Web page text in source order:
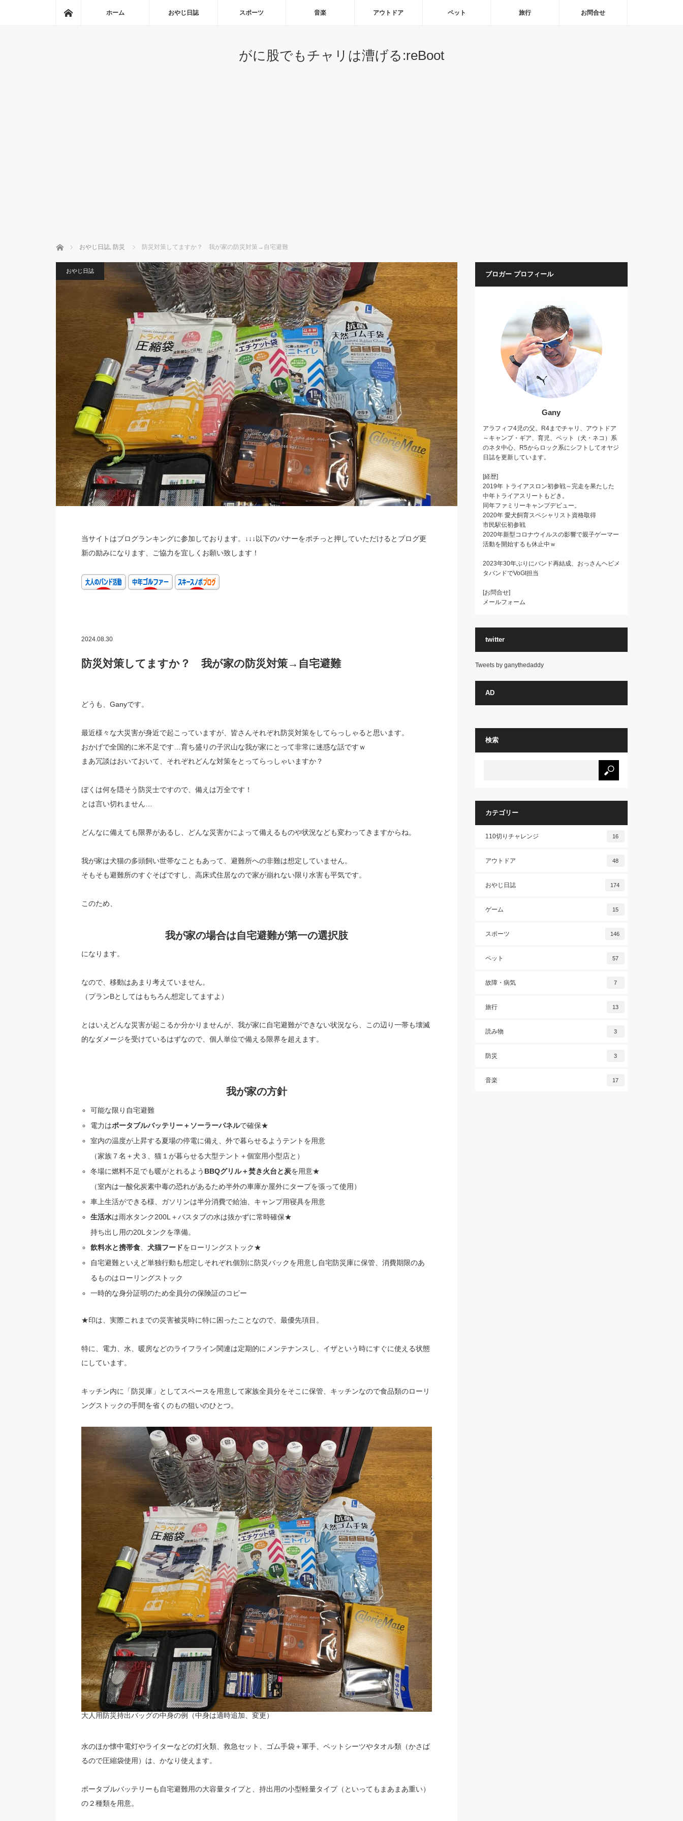
ホーム おやじ日誌 スポーツ 音楽 アウトドア ペット 旅行 お問合せ
がに股でもチャリは漕げる:reBoot
ホーム おやじ日誌, 防災 防災対策してますか？ 我が家の防災対策→自宅避難
当サイトはブログランキングに参加しております。↓↓↓以下のバナーをポチっと押していただけるとブログ更
新の励みになります、ご協力を宜しくお願い致します！
おやじ日誌
2024.08.30
防災対策してますか？ 我が家の防災対策→自宅避難
どうも、Ganyです。
最近様々な大災害が身近で起こっていますが、皆さんそれぞれ防災対策をしてらっしゃると思います。
おかげで全国的に米不足です…育ち盛りの子沢山な我が家にとって非常に迷惑な話ですｗ
まあ冗談はおいておいて、それぞれどんな対策をとってらっしゃいますか？
ぼくは何を隠そう防災士ですので、備えは万全です！
とは言い切れません…
どんなに備えても限界があるし、どんな災害かによって備えるものや状況なども変わってきますからね。
我が家は犬猫の多頭飼い世帯なこともあって、避難所への非難は想定していません。
そもそも避難所のすぐそばですし、高床式住居なので家が崩れない限り水害も平気です。
このため、
我が家の場合は自宅避難が第一の選択肢
になります。
なので、移動はあまり考えていません。
（プランBとしてはもちろん想定してますよ）
とはいえどんな災害が起こるか分かりませんが、我が家に自宅避難ができない状況なら、この辺り一帯も壊滅
的なダメージを受けているはずなので、個人単位で備える限界を超えます。
我が家の方針
可能な限り自宅避難
電力はポータブルバッテリー＋ソーラーパネルで確保★
室内の温度が上昇する夏場の停電に備え、外で暮らせるようテントを用意
（家族７名＋犬３、猫１が暮らせる大型テント＋個室用小型店と）
冬場に燃料不足でも暖がとれるよう BBQグリル＋焚き火台と炭を用意★
（室内は一酸化炭素中毒の恐れがあるため半外の車庫か屋外にタープを張って使用）
車上生活ができる様、ガソリンは半分消費で給油、キャンプ用寝具を用意
生活水は雨水タンク200L＋バスタブの水は抜かずに常時確保★
持ち出し用の20Lタンクを準備。
飲料水と携帯食、 犬猫フードをローリングストック★
自宅避難といえど単独行動も想定しそれぞれ個別に防災バックを用意し自宅防災庫に保管、消費期限のあ
るものはローリングストック
一時的な身分証明のため全員分の保険証のコピー
★印は、実際これまでの災害被災時に特に困ったことなので、最優先項目。
特に、電力、水、暖房などのライフライン関連は定期的にメンテナンスし、イザという時にすぐに使える状態
にしています。
キッチン内に「防災庫」としてスペースを用意して家族全員分をそこに保管、キッチンなので食品類のローリ
ングストックの手間を省くのもの狙いのひとつ。
大人用防災持出バッグの中身の例（中身は適時追加、変更）
水のほか懐中電灯やライターなどの灯火類、救急セット、ゴム手袋＋軍手、ペットシーツやタオル類（かさば
るので圧縮袋使用）は、かなり使えます。
ポータブルバッテリーも自宅避難用の大容量タイプと、持出用の小型軽量タイプ（といってもまあまあ重い）
の２種類を用意。
ブロガー プロフィール
Gany
アラフィフ4児の父。R4までチャリ、アウトドア
～キャンプ・ギア、育児、ペット（犬・ネコ）系
のネタ中心、R5からロック系にシフトしてオヤジ
日誌を更新しています。
[経歴]
2019年 トライアスロン初参戦～完走を果たした
中年トライアスリートもどき。
同年ファミリーキャンプデビュー。
2020年 愛犬飼育スペシャリスト資格取得
市民駅伝初参戦
2020年新型コロナウイルスの影響で親子ゲーマー
活動を開始するも休止中ｗ
2023年30年ぶりにバンド再結成、おっさんヘビメ
タバンドでVoGt担当
[お問合せ]
メールフォーム
twitter
Tweets by ganythedaddy
AD
検索
カテゴリー
110切りチャレンジ 16
アウトドア 48
おやじ日誌 174
ゲーム 15
スポーツ 146
ペット 57
故障・病気 7
旅行 13
読み物 3
防災 3
音楽 17